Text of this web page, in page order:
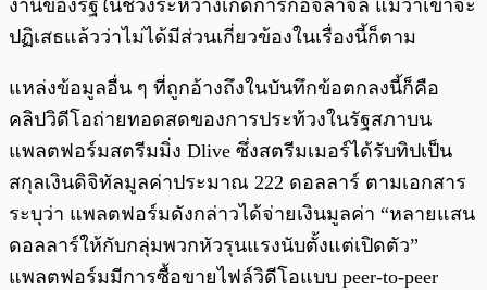
งานของรัฐในช่วงระหว่างเกิดการก่อจลาจล แม้ว่าเขาจะ
ปฏิเสธแล้วว่าไม่ได้มีส่วนเกี่ยวข้องในเรื่องนี้ก็ตาม
แหล่งข้อมูลอื่น ๆ ที่ถูกอ้างถึงในบันทึกข้อตกลงนี้ก็คือ
คลิปวิดีโอถ่ายทอดสดของการประท้วงในรัฐสภาบน
แพลตฟอร์มสตรีมมิ่ง Dlive ซึ่งสตรีมเมอร์ได้รับทิปเป็น
สกุลเงินดิจิทัลมูลค่าประมาณ 222 ดอลลาร์ ตามเอกสาร
ระบุว่า แพลตฟอร์มดังกล่าวได้จ่ายเงินมูลค่า “หลายแสน
ดอลลาร์ให้กับกลุ่มพวกหัวรุนแรงนับตั้งแต่เปิดตัว”
แพลตฟอร์มมีการซื้อขายไฟล์วิดีโอแบบ peer-to-peer